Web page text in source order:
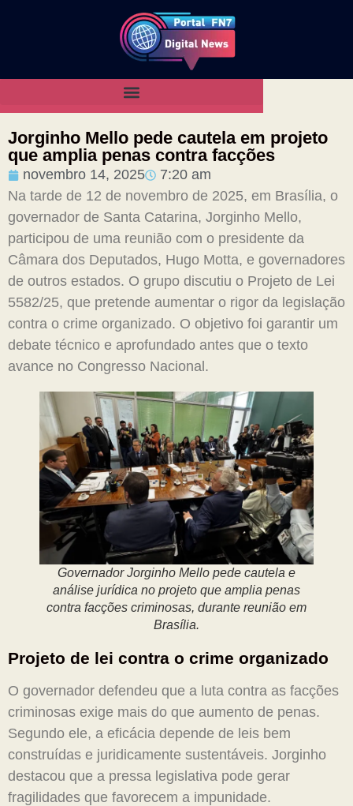
Jorginho Mello pede cautela em projeto
que amplia penas contra facções
novembro 14, 2025
7:20 am
Na tarde de 12 de novembro de 2025, em Brasília, o
governador de Santa Catarina, Jorginho Mello,
participou de uma reunião com o presidente da
Câmara dos Deputados, Hugo Motta, e governadores
de outros estados. O grupo discutiu o Projeto de Lei
5582/25, que pretende aumentar o rigor da legislação
contra o crime organizado. O objetivo foi garantir um
debate técnico e aprofundado antes que o texto
avance no Congresso Nacional.
Governador Jorginho Mello pede cautela e
análise jurídica no projeto que amplia penas
contra facções criminosas, durante reunião em
Brasília.
Projeto de lei contra o crime organizado
O governador defendeu que a luta contra as facções
criminosas exige mais do que aumento de penas.
Segundo ele, a eficácia depende de leis bem
construídas e juridicamente sustentáveis. Jorginho
destacou que a pressa legislativa pode gerar
fragilidades que favorecem a impunidade.